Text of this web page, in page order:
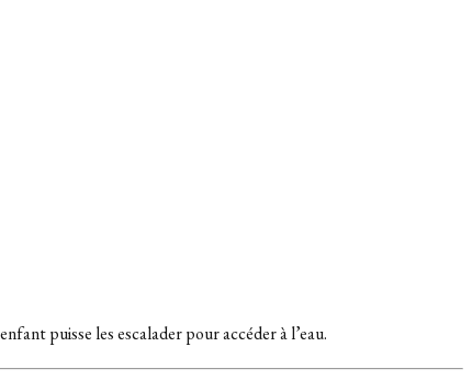
puisse les escalader pour accéder à l’eau.